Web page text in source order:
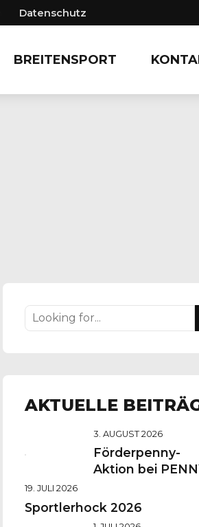
Datenschutz
BREITENSPORT
AKTUELLE
3. AUGUST 2026
Förderpenny-
Aktion bei
19. JULI 2026
Sportlerhock 2026